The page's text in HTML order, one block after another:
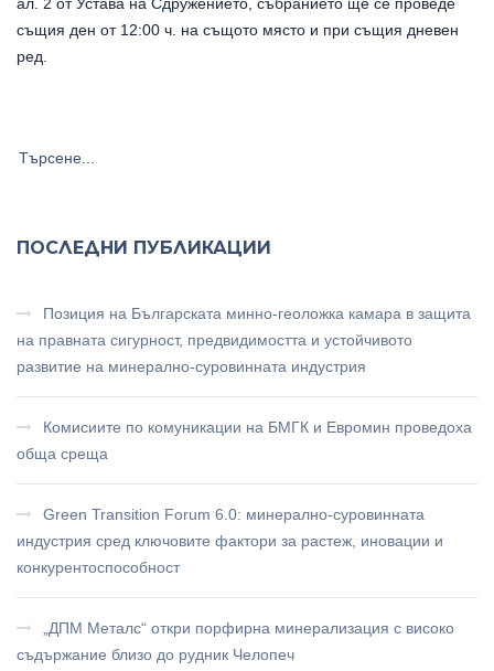
ал. 2 от Устава на Сдружението, събранието ще се проведе
същия ден от 12:00 ч. на същото място и при същия дневен
ред.
ПОСЛЕДНИ ПУБЛИКАЦИИ
Позиция на Българската минно-геоложка камара в защита
на правната сигурност, предвидимостта и устойчивото
развитие на минерално-суровинната индустрия
Комисиите по комуникации на БМГК и Евромин проведоха
обща среща
Green Transition Forum 6.0: минерално-суровинната
индустрия сред ключовите фактори за растеж, иновации и
конкурентоспособност
„ДПМ Металс“ откри порфирна минерализация с високо
съдържание близо до рудник Челопеч